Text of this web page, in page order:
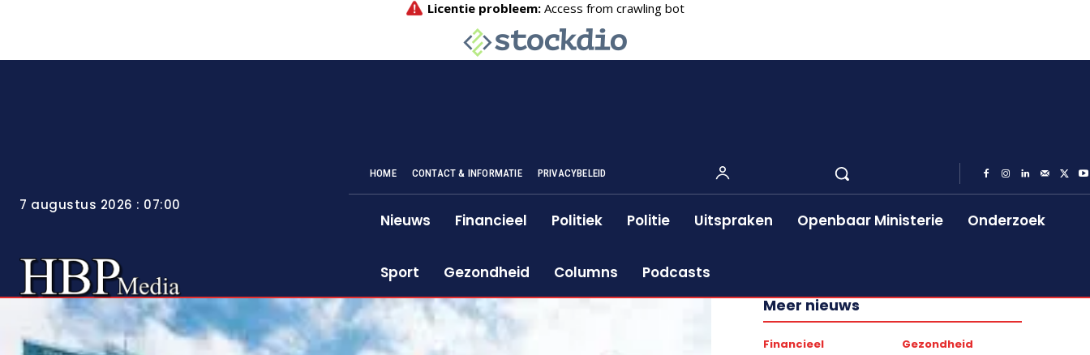
7 augustus 2026 : 07:00
HOME CONTACT & INFORMATIE PRIVACYBELEID
Nieuws Financieel Politiek Politie Uitspraken Openbaar Ministerie Onderzoek
Sport Gezondheid Columns Podcasts
Meer nieuws
Financieel Gezondheid